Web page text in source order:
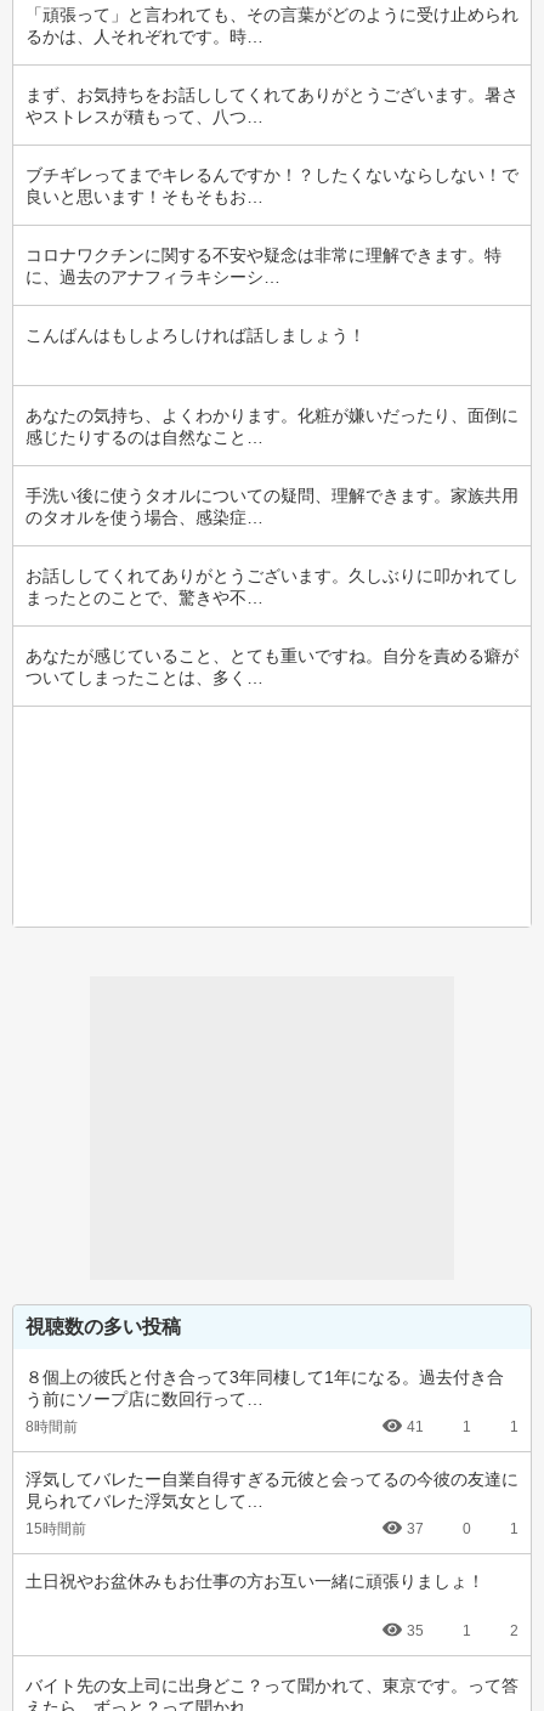
「頑張って」と言われても、その言葉がどのように受け止められ
るかは、人それぞれです。時…
まず、お気持ちをお話ししてくれてありがとうございます。暑さ
やストレスが積もって、八つ…
ブチギレってまでキレるんですか！？したくないならしない！で
良いと思います！そもそもお…
コロナワクチンに関する不安や疑念は非常に理解できます。特
に、過去のアナフィラキシーシ…
こんばんはもしよろしければ話しましょう！
あなたの気持ち、よくわかります。化粧が嫌いだったり、面倒に
感じたりするのは自然なこと…
手洗い後に使うタオルについての疑問、理解できます。家族共用
のタオルを使う場合、感染症…
お話ししてくれてありがとうございます。久しぶりに叩かれてし
まったとのことで、驚きや不…
あなたが感じていること、とても重いですね。自分を責める癖が
ついてしまったことは、多く…
視聴数の多い投稿
８個上の彼氏と付き合って3年同棲して1年になる。過去付き合
う前にソープ店に数回行って…
8時間前 41 1 1
浮気してバレたー自業自得すぎる元彼と会ってるの今彼の友達に
見られてバレた浮気女として…
15時間前 37 0 1
土日祝やお盆休みもお仕事の方お互い一緒に頑張りましょ！
35 1 2
バイト先の女上司に出身どこ？って聞かれて、東京です。って答